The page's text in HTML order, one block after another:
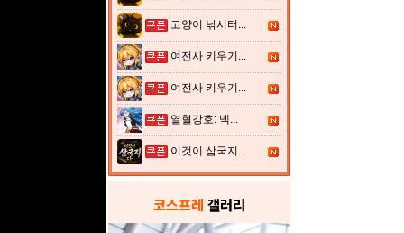
고양이 낚시터...
여전사 키우기...
여전사 키우기...
열혈강호: 넥...
이것이 삼국지...
코스프레 갤러리